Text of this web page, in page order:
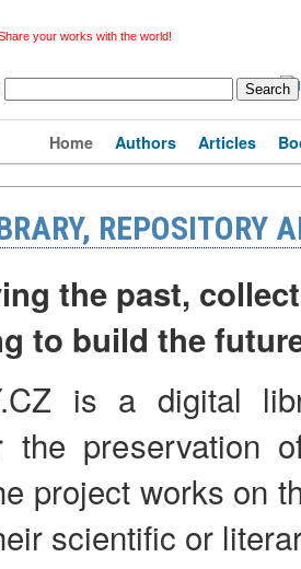
your works with the world!
Home Authors Articles
REPOSITORY
the past,
to build the
is a digital
the preservation
project works on
scientific or